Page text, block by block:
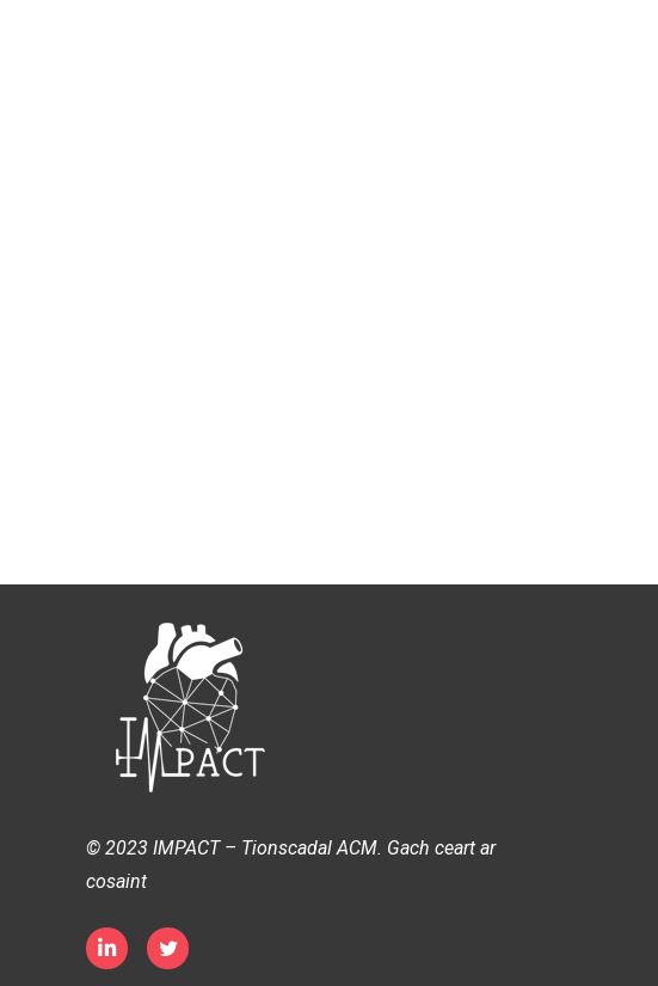
© 2023 IMPACT – Tionscadal ACM. Gach ceart ar
cosaint